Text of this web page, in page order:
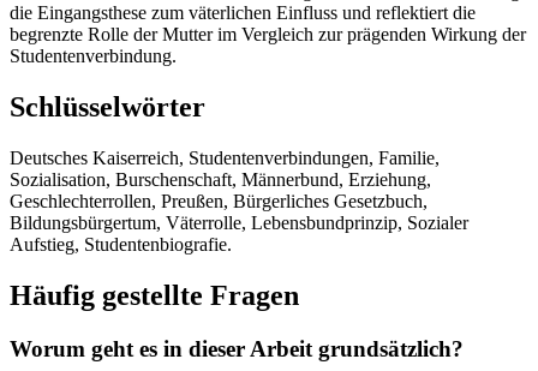
die Eingangsthese zum väterlichen Einfluss und reflektiert die
begrenzte Rolle der Mutter im Vergleich zur prägenden Wirkung der
Studentenverbindung.
Schlüsselwörter
Deutsches Kaiserreich, Studentenverbindungen, Familie,
Sozialisation, Burschenschaft, Männerbund, Erziehung,
Geschlechterrollen, Preußen, Bürgerliches Gesetzbuch,
Bildungsbürgertum, Väterrolle, Lebensbundprinzip, Sozialer
Aufstieg, Studentenbiografie.
Häufig gestellte Fragen
Worum geht es in dieser Arbeit grundsätzlich?